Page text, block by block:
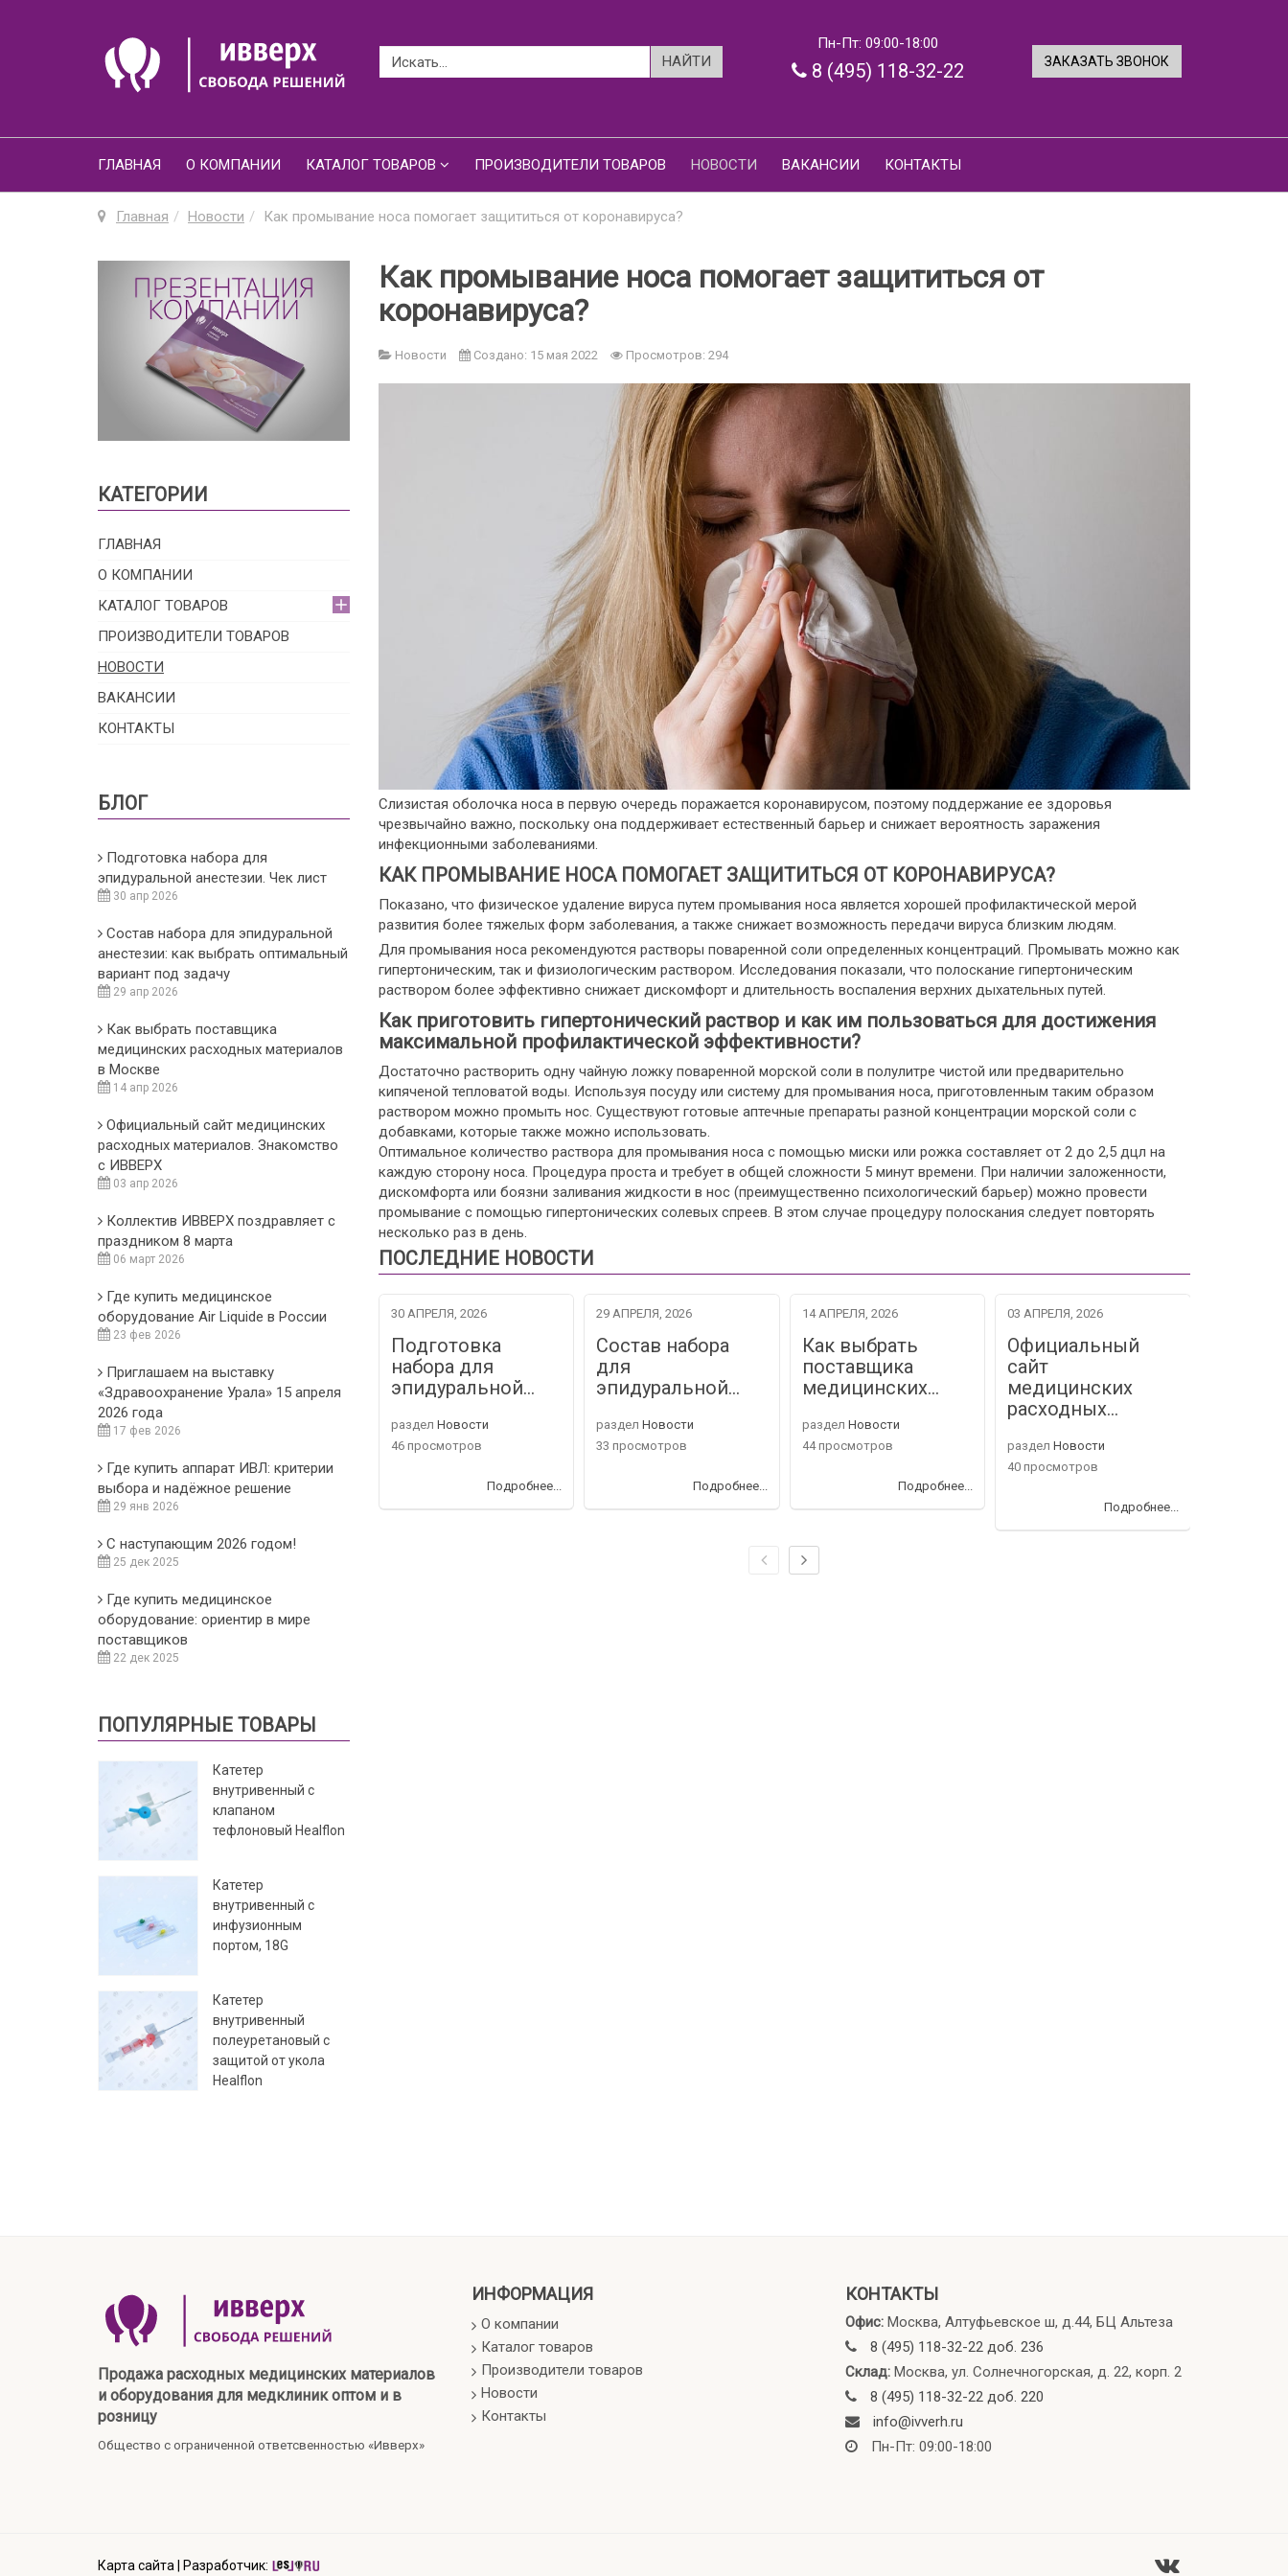
Пн-Пт: 09:00-18:00
8 (495) 118-32-22 ЗАКАЗАТЬ ЗВОНОК
ГЛАВНАЯ О КОМПАНИИ КАТАЛОГ ТОВАРОВ ПРОИЗВОДИТЕЛИ ТОВАРОВ НОВОСТИ ВАКАНСИИ КОНТАКТЫ
Главная Новости Как промывание носа помогает защититься от коронавируса?
Как промывание носа помогает защититься от
коронавируса?
Новости Создано: 15 мая 2022 Просмотров: 294
Слизистая оболочка носа в первую очередь поражается коронавирусом, поэтому поддержание ее здоровья
чрезвычайно важно, поскольку она поддерживает естественный барьер и снижает вероятность заражения
инфекционными заболеваниями.
КАК ПРОМЫВАНИЕ НОСА ПОМОГАЕТ ЗАЩИТИТЬСЯ ОТ КОРОНАВИРУСА?
Показано, что физическое удаление вируса путем промывания носа является хорошей профилактической мерой
развития более тяжелых форм заболевания, а также снижает возможность передачи вируса близким людям.
Для промывания носа рекомендуются растворы поваренной соли определенных концентраций. Промывать можно как
гипертоническим, так и физиологическим раствором. Исследования показали, что полоскание гипертоническим
раствором более эффективно снижает дискомфорт и длительность воспаления верхних дыхательных путей.
Как приготовить гипертонический раствор и как им пользоваться для достижения
максимальной профилактической эффективности?
Достаточно растворить одну чайную ложку поваренной морской соли в полулитре чистой или предварительно
кипяченой тепловатой воды. Используя посуду или систему для промывания носа, приготовленным таким образом
раствором можно промыть нос. Существуют готовые аптечные препараты разной концентрации морской соли с
добавками, которые также можно использовать.
Оптимальное количество раствора для промывания носа с помощью миски или рожка составляет от 2 до 2,5 дцл на
каждую сторону носа. Процедура проста и требует в общей сложности 5 минут времени. При наличии заложенности,
дискомфорта или боязни заливания жидкости в нос (преимущественно психологический барьер) можно провести
промывание с помощью гипертонических солевых спреев. В этом случае процедуру полоскания следует повторять
несколько раз в день.
ПОСЛЕДНИЕ НОВОСТИ
30 АПРЕЛЯ, 2026
Подготовка
набора для
эпидуральной…
раздел Новости
46 просмотров
Подробнее...
29 АПРЕЛЯ, 2026
Состав набора
для
эпидуральной…
раздел Новости
33 просмотров
Подробнее...
14 АПРЕЛЯ, 2026
Как выбрать
поставщика
медицинских…
раздел Новости
44 просмотров
Подробнее...
03 АПРЕЛЯ, 2026
Официальный
сайт
медицинских
расходных…
раздел Новости
40 просмотров
Подробнее...
КАТЕГОРИИ
ГЛАВНАЯ
О КОМПАНИИ
КАТАЛОГ ТОВАРОВ
ПРОИЗВОДИТЕЛИ ТОВАРОВ
НОВОСТИ
ВАКАНСИИ
КОНТАКТЫ
БЛОГ
Подготовка набора для
эпидуральной анестезии. Чек лист
30 апр 2026
Состав набора для эпидуральной
анестезии: как выбрать оптимальный
вариант под задачу
29 апр 2026
Как выбрать поставщика
медицинских расходных материалов
в Москве
14 апр 2026
Официальный сайт медицинских
расходных материалов. Знакомство
с ИВВЕРХ
03 апр 2026
Коллектив ИВВЕРХ поздравляет с
праздником 8 марта
06 март 2026
Где купить медицинское
оборудование Air Liquide в России
23 фев 2026
Приглашаем на выставку
«Здравоохранение Урала» 15 апреля
2026 года
17 фев 2026
Где купить аппарат ИВЛ: критерии
выбора и надёжное решение
29 янв 2026
С наступающим 2026 годом!
25 дек 2025
Где купить медицинское
оборудование: ориентир в мире
поставщиков
22 дек 2025
ПОПУЛЯРНЫЕ ТОВАРЫ
Катетер
внутривенный с
клапаном
тефлоновый Healflon
Катетер
внутривенный с
инфузионным
портом, 18G
Катетер
внутривенный
полеуретановый с
защитой от укола
Healflon
Продажа расходных медицинских материалов
и оборудования для медклиник оптом и в
розницу
Общество с ограниченной ответсвенностью «Ивверх»
ИНФОРМАЦИЯ
О компании
Каталог товаров
Производители товаров
Новости
Контакты
КОНТАКТЫ
Офис: Москва, Алтуфьевское ш, д.44, БЦ Альтеза
8 (495) 118-32-22 доб. 236
Склад: Москва, ул. Солнечногорская, д. 22, корп. 2
8 (495) 118-32-22 доб. 220
info@ivverh.ru
Пн-Пт: 09:00-18:00
Карта сайта Разработчик: